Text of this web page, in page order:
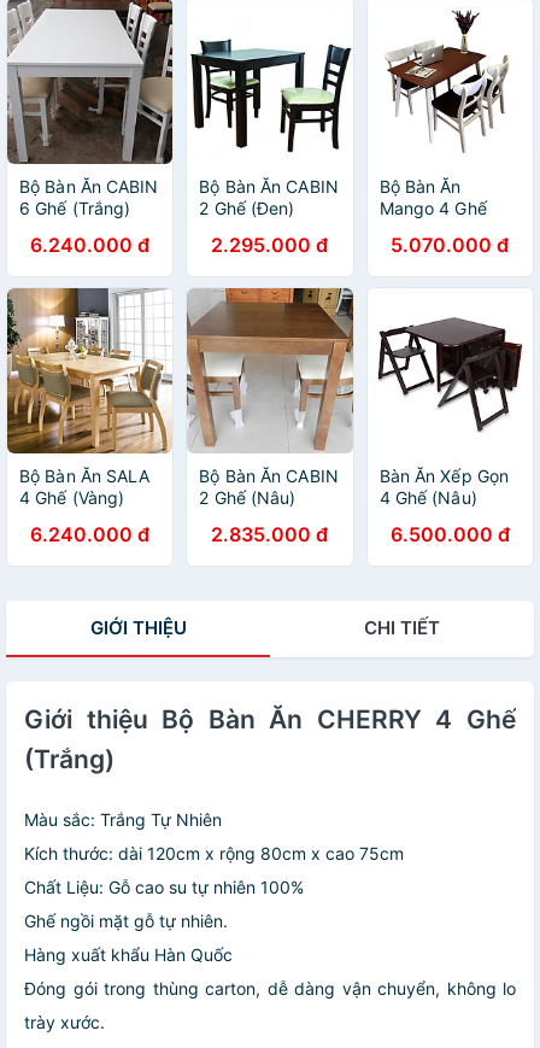
Bộ Bàn Ăn CABIN
6 Ghế (Trắng)
6.240.000 đ
Bộ Bàn Ăn CABIN
2 Ghế (Đen)
2.295.000 đ
Bộ Bàn Ăn
Mango 4 Ghế
5.070.000 đ
Bộ Bàn Ăn SALA
4 Ghế (Vàng)
6.240.000 đ
Bộ Bàn Ăn CABIN
2 Ghế (Nâu)
2.835.000 đ
Bàn Ăn Xếp Gọn
4 Ghế (Nâu)
6.500.000 đ
GIỚI THIỆU CHI TIẾT
Giới thiệu Bộ Bàn Ăn CHERRY 4 Ghế
(Trắng)
Màu sắc: Trắng Tự Nhiên
Kích thước: dài 120cm x rộng 80cm x cao 75cm
Chất Liệu: Gỗ cao su tự nhiên 100%
Ghế ngồi mặt gỗ tự nhiên.
Hàng xuất khẩu Hàn Quốc
Đóng gói trong thùng carton, dễ dàng vận chuyển, không lo
trày xước.